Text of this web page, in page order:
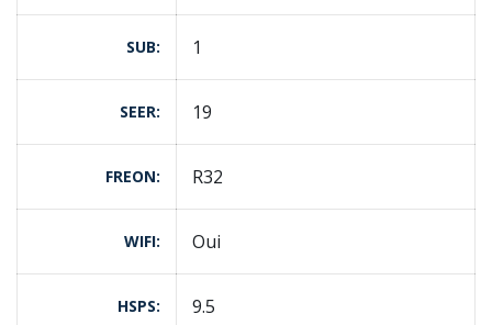
SUB 1
SEER 19
FREON R32
WIFI Oui
HSPS 9.5